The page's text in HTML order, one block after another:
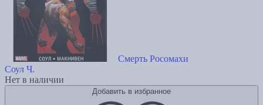
Смерть Росомахи
Соул Ч.
Нет в наличии
Добавить в избранное